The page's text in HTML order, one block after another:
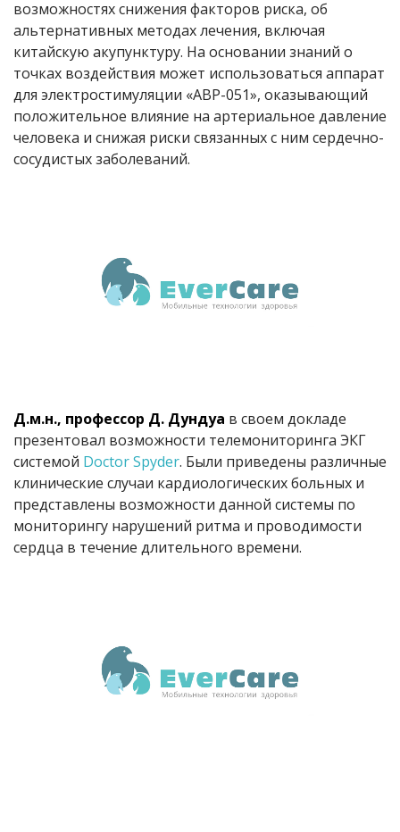
возможностях снижения факторов риска, об
альтернативных методах лечения, включая
китайскую акупунктуру. На основании знаний о
точках воздействия может использоваться аппарат
для электростимуляции «АВР-051», оказывающий
положительное влияние на артериальное давление
человека и снижая риски связанных с ним сердечно-
сосудистых заболеваний.
Д.м.н., профессор Д. Дундуа в своем докладе
презентовал возможности телемониторинга ЭКГ
системой Doctor Spyder. Были приведены различные
клинические случаи кардиологических больных и
представлены возможности данной системы по
мониторингу нарушений ритма и проводимости
сердца в течение длительного времени.